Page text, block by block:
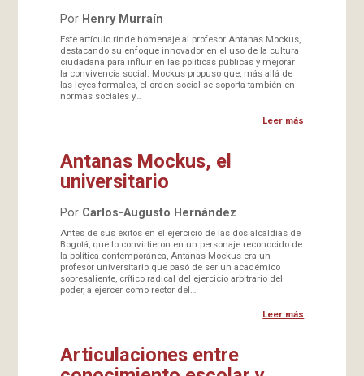
Por Henry Murraín
Este artículo rinde homenaje al profesor Antanas Mockus,
destacando su enfoque innovador en el uso de la cultura
ciudadana para influir en las políticas públicas y mejorar
la convivencia social. Mockus propuso que, más allá de
las leyes formales, el orden social se soporta también en
normas sociales y…
Leer más
Antanas Mockus, el
universitario
Por Carlos-Augusto Hernández
Antes de sus éxitos en el ejercicio de las dos alcaldías de
Bogotá, que lo convirtieron en un personaje reconocido de
la política contemporánea, Antanas Mockus era un
profesor universitario que pasó de ser un académico
sobresaliente, crítico radical del ejercicio arbitrario del
poder, a ejercer como rector del…
Leer más
Articulaciones entre